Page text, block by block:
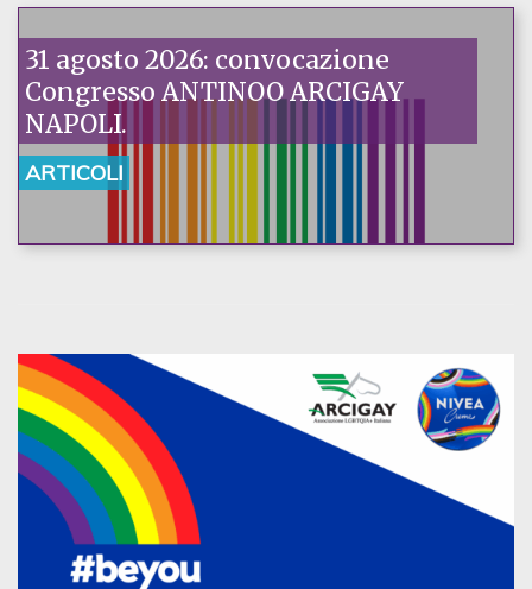
31 agosto 2026: convocazione
Congresso ANTINOO ARCIGAY
NAPOLI.
ARTICOLI